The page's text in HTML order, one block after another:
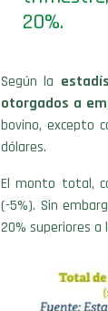
20%.
Según la
otorgados a
bovino, excepto
dólares.
El monto total,
(-5%). Sin
20% superiores a